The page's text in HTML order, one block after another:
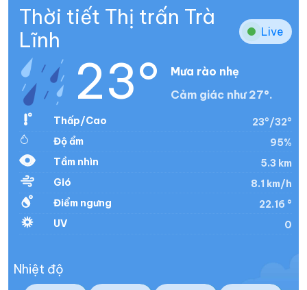
Thời tiết Thị trấn Trà
Lĩnh
Live
23°
Mưa rào nhẹ
Cảm giác như 27°.
Thấp/Cao
23°/32°
Độ ẩm
95%
Tầm nhìn
5.3 km
Gió
8.1 km/h
Điểm ngưng
22.16 °
UV
0
Nhiệt độ